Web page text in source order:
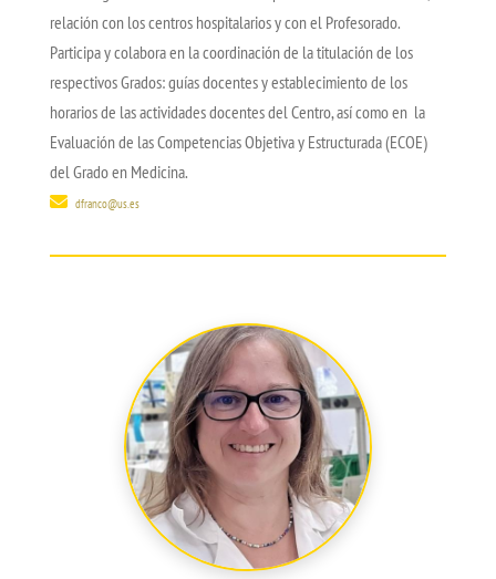
relación con los centros hospitalarios y con el Profesorado.
Participa y colabora en la coordinación de la titulación de los
respectivos Grados: guías docentes y establecimiento de los
horarios de las actividades docentes del Centro, así como en la
Evaluación de las Competencias Objetiva y Estructurada (ECOE)
del Grado en Medicina.
dfranco@us.es